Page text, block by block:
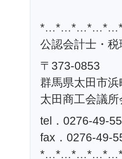
公認会計士・
〒373-0853
群馬県太田市
太田商工会議
tel．0276-49-
fax．0276-49-